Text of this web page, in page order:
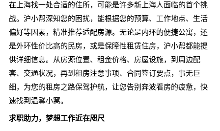
在上海找一处合适的住所，可能是许多新上海人面临的首个挑
战。沪小帮深知您的困扰，能根据您的预算、工作地点、生活
偏好等因素，精准推荐适配房源。无论是内环的便捷公寓，还
是外环性价比高的民房，或是保障性租赁住房，沪小帮都能提
供详细信息。从房源位置、租金价格、房屋设施，到周边配
套、交通状况，再到租房注意事项、合同签订要点，事无巨
细，为您的租房之路保驾护航，让您告别奔波看房的疲惫，快
速找到温馨小窝。
求职助力，梦想工作近在咫尺